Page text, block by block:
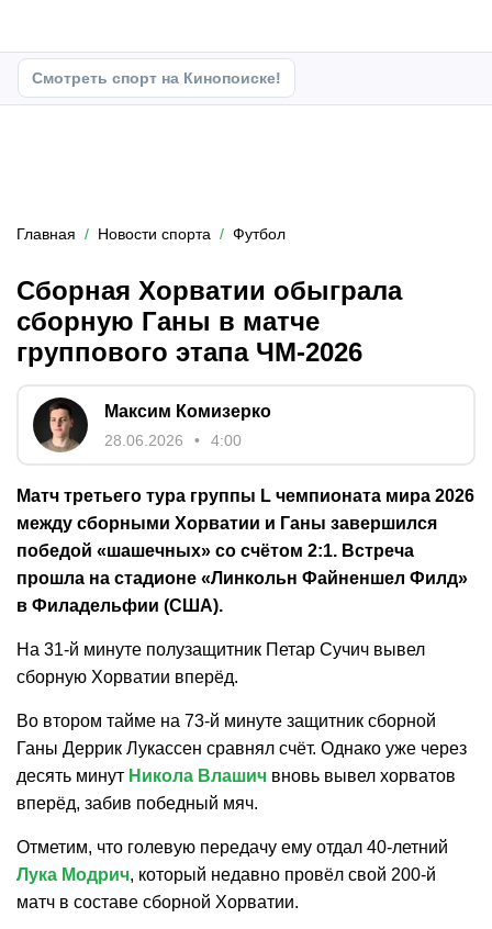
Смотреть спорт на Кинопоиске!
Главная Новости спорта Футбол
Сборная Хорватии обыграла
сборную Ганы в матче
группового этапа ЧМ-2026
Максим Комизерко
28.06.2026 4:00
Матч третьего тура группы L чемпионата мира 2026
между сборными Хорватии и Ганы завершился
победой «шашечных» со счётом 2:1. Встреча
прошла на стадионе «Линкольн Файненшел Филд»
в Филадельфии (США).
На 31-й минуте полузащитник Петар Сучич вывел
сборную Хорватии вперёд.
Во втором тайме на 73-й минуте защитник сборной
Ганы Деррик Лукассен сравнял счёт. Однако уже через
десять минут Никола Влашич вновь вывел хорватов
вперёд, забив победный мяч.
Отметим, что голевую передачу ему отдал 40-летний
Лука Модрич, который недавно провёл свой 200-й
матч в составе сборной Хорватии.